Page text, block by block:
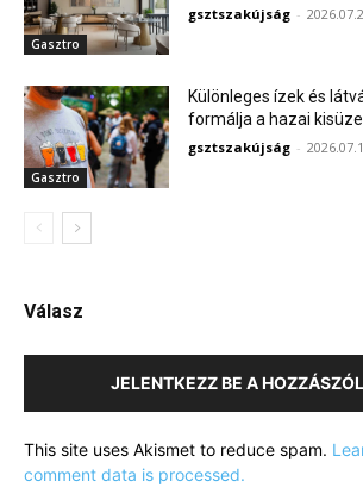
Gasztro
gsztszakújság -
Gasztro
Különleges ízek és
formálja a hazai
gsztszakújság -
Válasz
JELENTKEZZ BE A
This site uses Akismet to reduce spam.
comment data is processed.